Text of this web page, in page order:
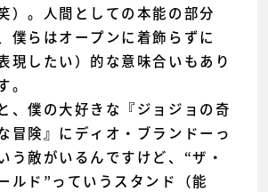
笑）。人間としての本能の部分
僕らはオープンに着飾らずに
表現したい）的な意味合いもあり
。
、僕の大好きな『ジョジョの奇
冒険』にディオ・ブランドーっ
う敵がいるんですけど、“ザ・
ルド”っていうスタンド（能